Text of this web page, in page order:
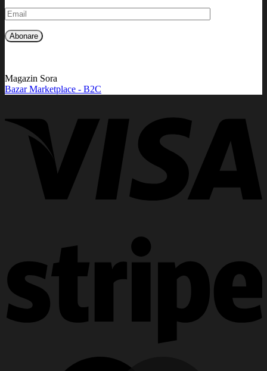
Magazin Sora
Bazar Marketplace - B2C